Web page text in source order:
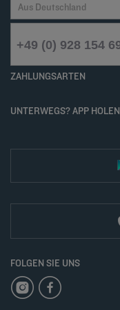
Aus Deutschland
+49 (0) 928 154
ZAHLUNGSARTEN
UNTERWEGS? APP
FOLGEN SIE UNS